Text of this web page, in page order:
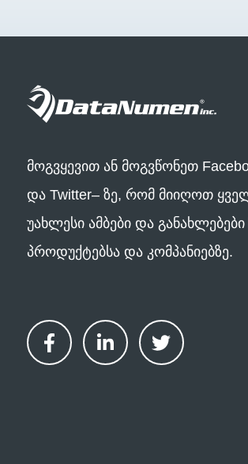
მოგვყევით ან მოგვწონეთ
და Twitter– ზე, რომ მიიღოთ
უახლესი ამბები და განახლებები
პროდუქტებსა და კომპანიებზე.